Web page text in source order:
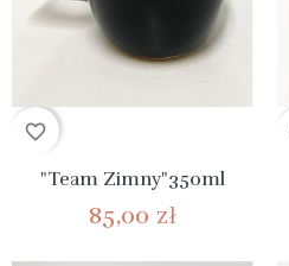
favorite_border
"Team Zimny"350ml
85,00 zł